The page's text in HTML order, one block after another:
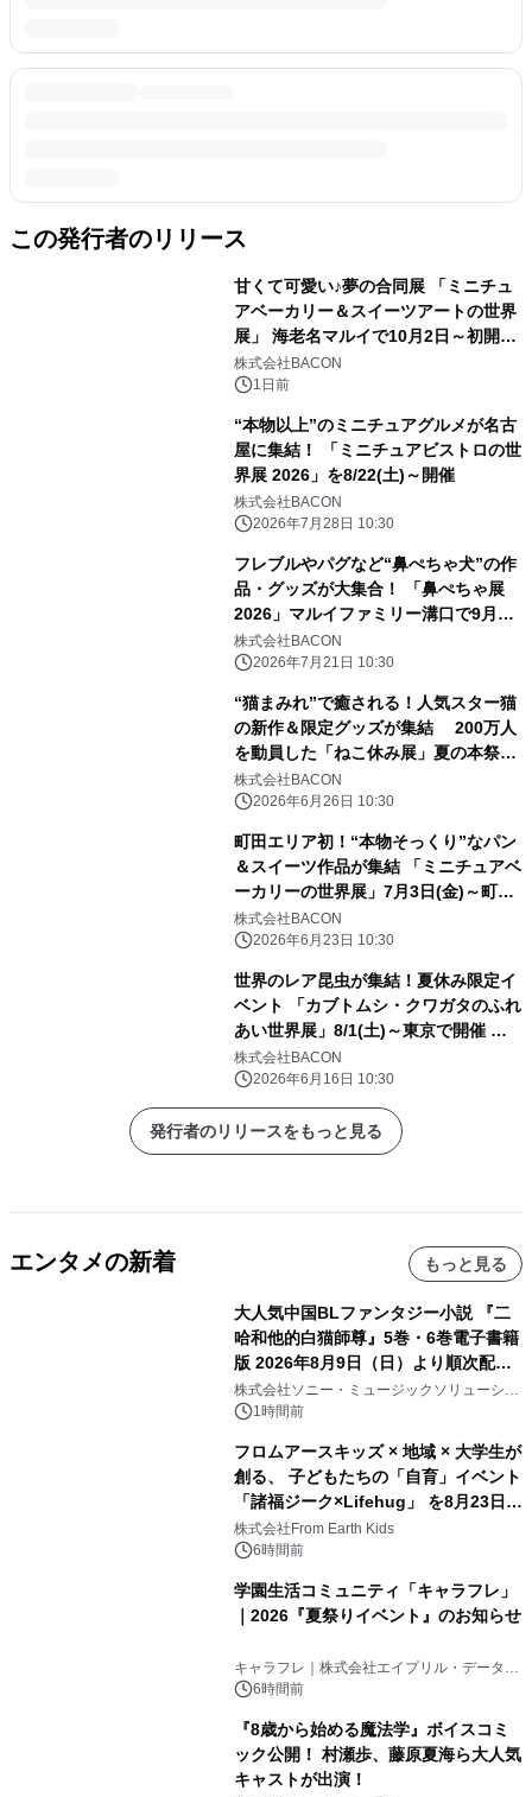
この発行者のリリース
甘くて可愛い♪夢の合同展 「ミニチュ
アベーカリー＆スイーツアートの世界
展」 海老名マルイで10月2日～初開
催！
株式会社BACON
1日前
“本物以上”のミニチュアグルメが名古
屋に集結！ 「ミニチュアビストロの世
界展 2026」を8/22(土)～開催
株式会社BACON
2026年7月28日 10:30
フレブルやパグなど“鼻ぺちゃ犬”の作
品・グッズが大集合！ 「鼻ぺちゃ展
2026」マルイファミリー溝口で9月2
日から初開催 限定グッズや『あうん
のてんぽ』作者の来場イベントも
株式会社BACON
2026年7月21日 10:30
“猫まみれ”で癒される！人気スター猫
の新作＆限定グッズが集結 200万人
を動員した「ねこ休み展」夏の本祭が
8/21(金)～開催
株式会社BACON
2026年6月26日 10:30
町田エリア初！“本物そっくり”なパン
＆スイーツ作品が集結 「ミニチュアベ
ーカリーの世界展」7月3日(金)～町田
モディで開催
株式会社BACON
2026年6月23日 10:30
世界のレア昆虫が集結！夏休み限定イ
ベント 「カブトムシ・クワガタのふれ
あい世界展」8/1(土)～東京で開催
AR昆虫採集ゲーム「バグハン！」コ
ラボブースも登場
株式会社BACON
2026年6月16日 10:30
発行者のリリースをもっと見る
エンタメの新着 もっと見る
大人気中国BLファンタジー小説 『二
哈和他的白猫師尊』5巻・6巻電子書籍
版 2026年8月9日（日）より順次配信
開始
株式会社ソニー・ミュージックソリューショ
ンズ1時間前
フロムアースキッズ × 地域 × 大学生が
創る、 子どもたちの「自育」イベント
「諸福ジーク×Lifehug」 を8月23日
(日)開催
株式会社From Earth Kids
6時間前
学園生活コミュニティ「キャラフレ」
｜2026『夏祭りイベント』のお知らせ
キャラフレ｜株式会社エイプリル・データ・
デザインズ
6時間前
『8歳から始める魔法学』ボイスコミ
ック公開！ 村瀬歩、藤原夏海ら大人気
キャストが出演！